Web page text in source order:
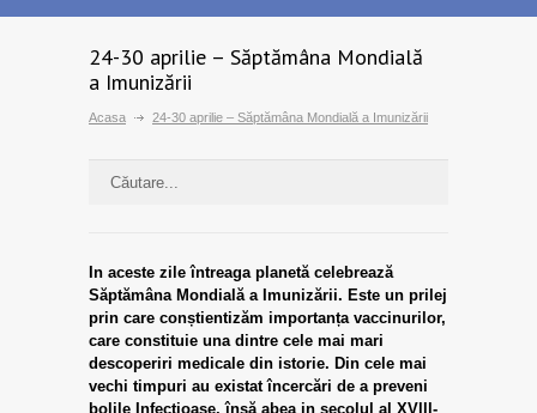
24-30 aprilie – Săptămâna Mondială
a Imunizării
Acasa 24-30 aprilie – Săptămâna Mondială a Imunizării
In aceste zile întreaga planetă celebrează
Săptămâna Mondială a Imunizării. Este un prilej
prin care conștientizăm importanța vaccinurilor,
care constituie una dintre cele mai mari
descoperiri medicale din istorie. Din cele mai
vechi timpuri au existat încercări de a preveni
bolile Infecțioase, însă abea in secolul al XVlll-